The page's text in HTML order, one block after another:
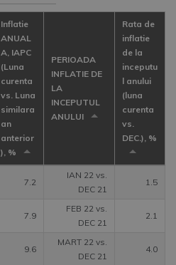
Inflatie
ANUAL
A, IAPC
(Luna
curenta
vs. Luna
similara
an
anterior
), %
PERIOADA
INFLATIE DE
LA
INCEPUTUL
ANULUI
Rata de
inflatie
de la
inceputu
l anului
(luna
curenta
vs.
DEC.), %
7.2
IAN 22 vs.
DEC 21
1.5
7.9
FEB 22 vs.
DEC 21
2.1
9.6
MART 22 vs.
DEC 21
4.0